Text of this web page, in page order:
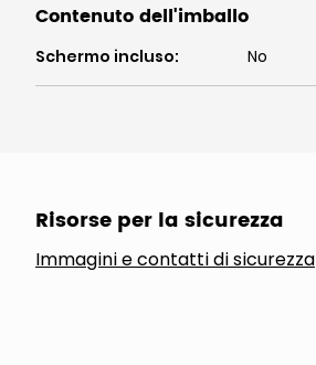
Contenuto dell'imballo
Schermo incluso: No
Risorse per la sicurezza
Immagini e contatti di sicurezza